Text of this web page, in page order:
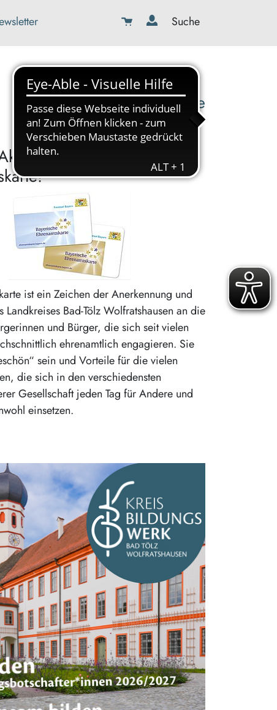
Suche
08179-423989-0
info@kbw-toelz-wor.de
der
ist ein Zeichen der Anerkennung und
Landkreises Bad-Tölz Wolfratshausen an die
und Bürger, die sich seit vielen
ehrenamtlich engagieren. Sie
sein und Vorteile für die vielen
die sich in den verschiedensten
Gesellschaft jeden Tag für Andere und
einsetzen.